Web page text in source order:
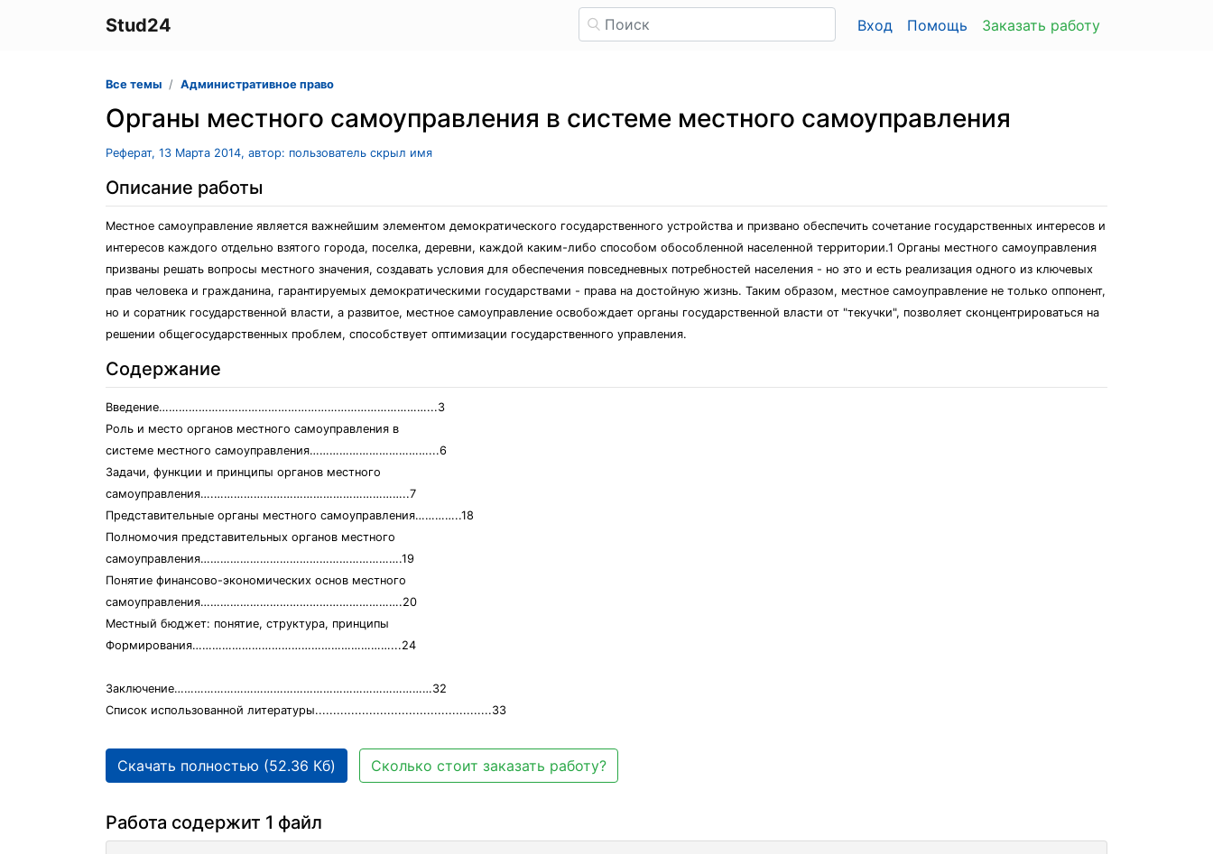
Stud24 Вход Помощь Заказать работу
Все темы Административное право
Органы местного самоуправления в системе местного самоуправления
Реферат, 13 Марта 2014, автор: пользователь скрыл имя
Описание работы
Местное самоуправление является важнейшим элементом демократического государственного устройства и призвано обеспечить сочетание государственных интересов и
интересов каждого отдельно взятого города, поселка, деревни, каждой каким-либо способом обособленной населенной территории.1 Органы местного самоуправления
призваны решать вопросы местного значения, создавать условия для обеспечения повседневных потребностей населения - но это и есть реализация одного из ключевых
прав человека и гражданина, гарантируемых демократическими государствами - права на достойную жизнь. Таким образом, местное самоуправление не только оппонент,
но и соратник государственной власти, а развитое, местное самоуправление освобождает органы государственной власти от "текучки", позволяет сконцентрироваться на
решении общегосударственных проблем, способствует оптимизации государственного управления.
Содержание
Введение………………………………………………………………………...3
Роль и место органов местного самоуправления в
системе местного самоуправления………………………………...6
Задачи, функции и принципы органов местного
самоуправления….…………………………………………………..7
Представительные органы местного самоуправления…………..18
Полномочия представительных органов местного
самоуправления…………………………………………………….19
Понятие финансово-экономических основ местного
самоуправления…………………………………………………….20
Местный бюджет: понятие, структура, принципы
Формирования……………………………………………………...24
Заключение……………………………………………………………………32
Список использованной литературы.................................................33
Скачать полностью (52.36 Кб) Сколько стоит заказать работу?
Работа содержит 1 файл